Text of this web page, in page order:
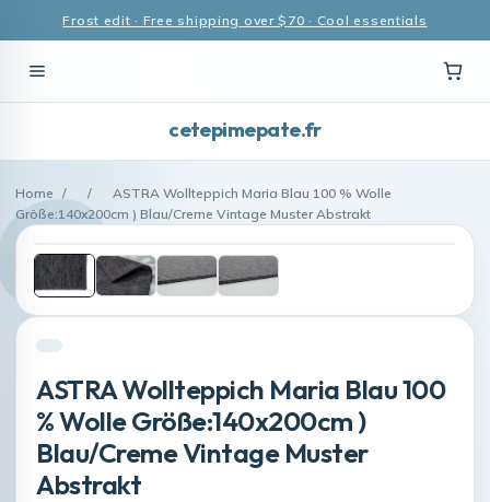
Frost edit · Free shipping over $70 · Cool essentials
cetepimepate.fr
Home / /
ASTRA Wollteppich Maria Blau 100 % Wolle
Größe:140x200cm ) Blau/Creme Vintage Muster Abstrakt
ASTRA Wollteppich Maria Blau 100
% Wolle Größe:140x200cm )
Blau/Creme Vintage Muster
Abstrakt